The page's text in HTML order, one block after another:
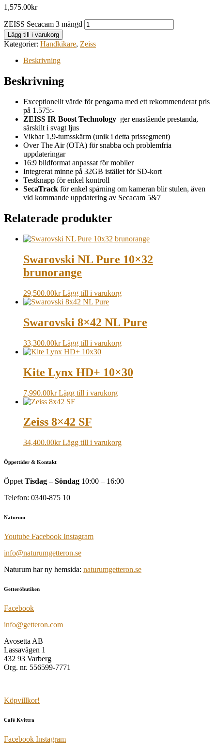
1,575.00kr
ZEISS Secacam 3 mängd
Lägg till i varukorg
Kategorier: Handkikare, Zeiss
Beskrivning
Beskrivning
Exceptionellt värde för pengarna med ett rekommenderat pris
på 1.575:-
ZEISS IR Boost Technology ger enastående prestanda,
särskilt i svagt ljus
Vikbar 1,9-tumsskärm (unik i detta prissegment)
Over The Air (OTA) för snabba och problemfria
uppdateringar
16:9 bildformat anpassat för mobiler
Integrerat minne på 32GB istället för SD-kort
Testknapp för enkel kontroll
SecaTrack för enkel spårning om kameran blir stulen, även
vid kommande uppdatering av Secacam 5&7
Relaterade produkter
Swarovski NL Pure 10×32
brunorange
29,500.00kr Lägg till i varukorg
Swarovski 8×42 NL Pure
33,300.00kr Lägg till i varukorg
Kite Lynx HD+ 10×30
7,990.00kr Lägg till i varukorg
Zeiss 8×42 SF
34,400.00kr Lägg till i varukorg
Öppettider & Kontakt
Öppet Tisdag – Söndag 10:00 – 16:00
Telefon: 0340-875 10
Naturum
Youtube Facebook Instagram
info@naturumgetteron.se
Naturum har ny hemsida: naturumgetteron.se
Getteröbutiken
Facebook
info@getteron.com
Avosetta AB
Lassavägen 1
432 93 Varberg
Org. nr. 556599-7771
Köpvillkor!
Café Kvittra
Facebook Instagram